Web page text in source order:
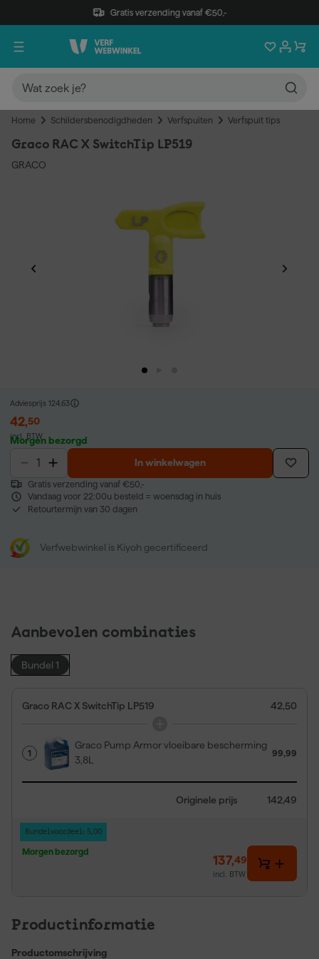
Gratis verzending vanaf €50,-
Home Schildersbenodigdheden Verfspuiten Verfspuit tips
Graco RAC X SwitchTip LP519
GRACO
Adviesprijs 124,63
42,50
incl. BTW
Morgen bezorgd
In winkelwagen
Gratis verzending vanaf €50,-
Vandaag voor 22:00u besteld = woensdag in huis
Retourtermijn van 30 dagen
Verfwebwinkel is Kiyoh gecertificeerd
Aanbevolen combinaties
Bundel 1
Graco RAC X SwitchTip LP519 42,50
1
Graco Pump Armor vloeibare bescherming
3,8L
99,99
Originele prijs 142,49
Bundelvoordeel: 5,00
Morgen bezorgd
137,49
incl. BTW
Productinformatie
Productomschrijving